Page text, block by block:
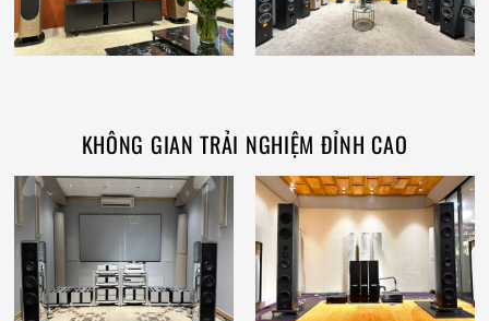
KHÔNG GIAN TRẢI NGHIỆM ĐỈNH CAO